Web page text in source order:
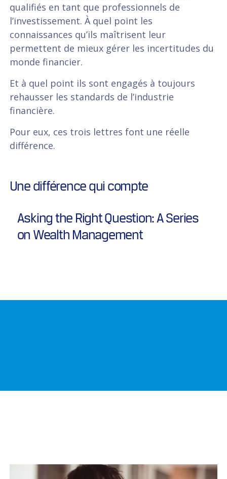
qualifiés en tant que professionnels de
l’investissement. À quel point les
connaissances qu’ils maîtrisent leur
permettent de mieux gérer les incertitudes du
monde financier.
Et à quel point ils sont engagés à toujours
rehausser les standards de l’industrie
financière.
Pour eux, ces trois lettres font une réelle
différence.
Une différence qui compte
Asking the Right Question: A Series
on Wealth Management